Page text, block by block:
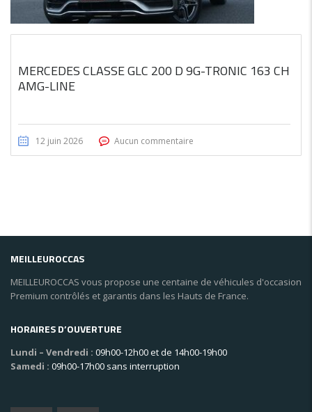
MERCEDES CLASSE GLC 200 D 9G-TRONIC 163 CH
AMG-LINE
12 juin 2026 Aucun commentaire
MEILLEUROCCAS
MEILLEUROCCAS vous propose une centaine de véhicules d'occasion
Premium contrôlés et garantis dans les Hauts de France.
HORAIRES D’OUVERTURE
Lundi – Vendredi : 09h00-12h00 et de 14h00-19h00
Samedi : 09h00-17h00 sans interruption